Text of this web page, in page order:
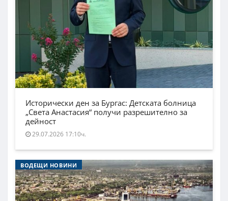
Исторически ден за Бургас: Детската болница
„Света Анастасия“ получи разрешително за
дейност
29.07.2026 17:10ч.
ВОДЕЩИ НОВИНИ